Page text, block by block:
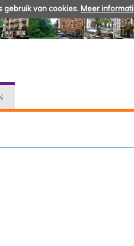
gebruik van cookies. Meer